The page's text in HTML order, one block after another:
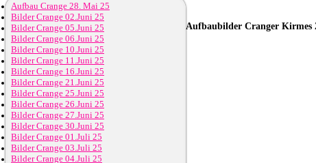
AufbaubilderCranger Kirmes
Aufbau Crange 28. Mai 25
Bilder Crange 02.Juni 25
Bilder Crange 05.Juni 25
Bilder Crange 06.Juni 25
Bilder Crange 10.Juni 25
Bilder Crange 11.Juni 25
Bilder Crange 16.Juni 25
Bilder Crange 21.Juni 25
Bilder Crange 25.Juni 25
Bilder Crange 26.Juni 25
Bilder Crange 27.Juni 25
Bilder Crange 30.Juni 25
Bilder Crange 01.Juli 25
Bilder Crange 03.Juli 25
Bilder Crange 04.Juli 25